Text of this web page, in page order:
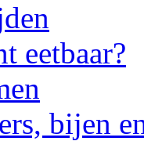
eetbaar?
bijen